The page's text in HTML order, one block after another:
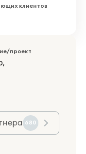
клиентов
проект
680